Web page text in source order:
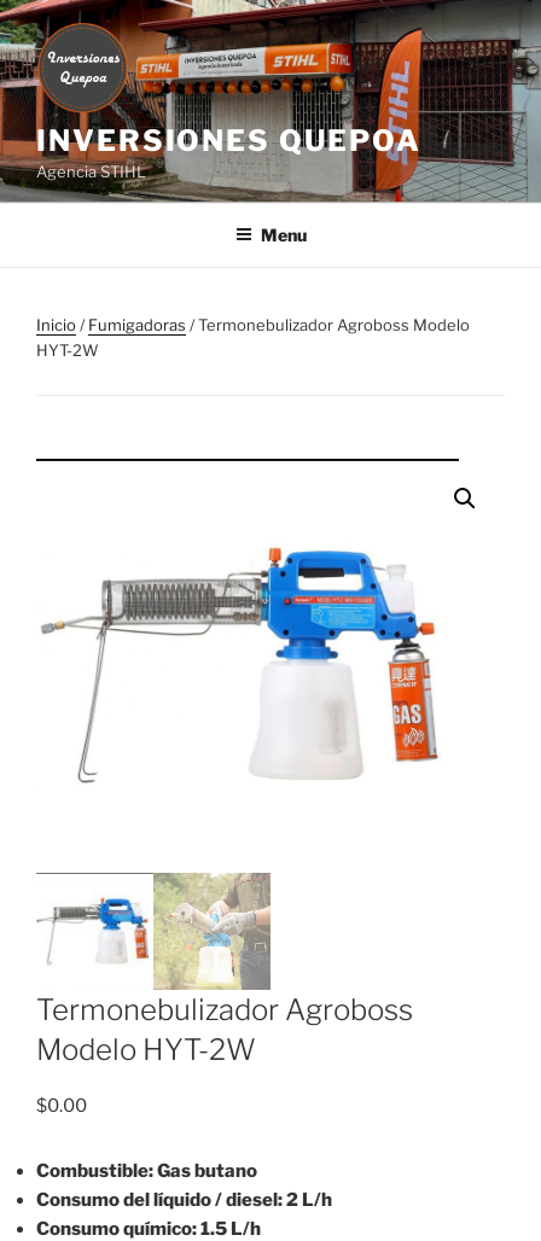
Skip
to
content
INVERSIONES QUEPOA
Agencia STIHL
Menu
Inicio/Fumigadoras / Termonebulizador Agroboss Modelo
HYT-2W
Termonebulizador Agroboss
Modelo HYT-2W
$0.00
Combustible: Gas butano
Consumo del líquido / diesel: 2 L/h
Consumo químico: 1.5 L/h